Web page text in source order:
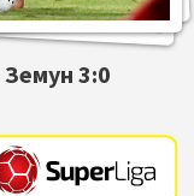
Земун 3:0